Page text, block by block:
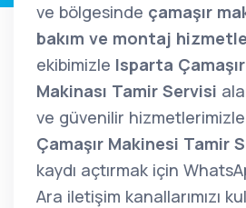
ve bölgesinde çamaşır
bakım ve montaj
ekibimizle Isparta
Makinası Tamir Servisi
ve güvenilir hizmetlerimizle
Çamaşır Makinesi Tamir
kaydı açtırmak için
Ara iletişim kanallarımızı